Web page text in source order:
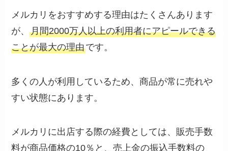
メルカリをおすすめする理由はたくさんあります
が、月間2000万人以上の利用者にアピールできる
ことが最大の理由です。
多くの人が利用しているため、商品が常に売れや
すい状態にあります。
メルカリに出店する際の経費としては、販売手数
料が商品価格の10％と、売上金の振込手数料の